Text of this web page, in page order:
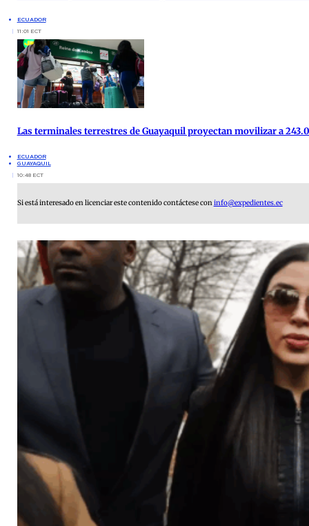
ECUADOR
11:01 ECT
Las terminales terrestres de Guayaquil proyectan movilizar a
ECUADOR
GUAYAQUIL
10:48 ECT
Si está interesado en licenciar este contenido contáctese coninfo@expedientes.ec